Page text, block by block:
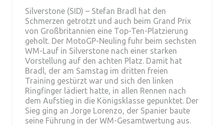
Silverstone (SID) – Stefan Bradl hat den
Schmerzen getrotzt und auch beim Grand Prix
von Großbritannien eine Top-Ten-Platzierung
geholt. Der MotoGP-Neuling fuhr beim sechsten
WM-Lauf in Silverstone nach einer starken
Vorstellung auf den achten Platz. Damit hat
Bradl, der am Samstag im dritten freien
Training gestürzt war und sich den linken
Ringfinger lädiert hatte, in allen Rennen nach
dem Aufstieg in die Königsklasse gepunktet. Der
Sieg ging an Jorge Lorenzo, der Spanier baute
seine Führung in der WM-Gesamtwertung aus.